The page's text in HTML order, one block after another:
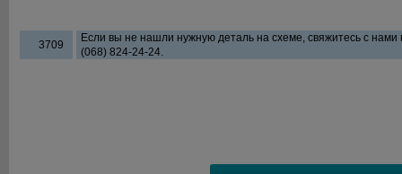
3709
Если вы не нашли нужную деталь на схеме, свяжитесь с
(068) 824-24-24.